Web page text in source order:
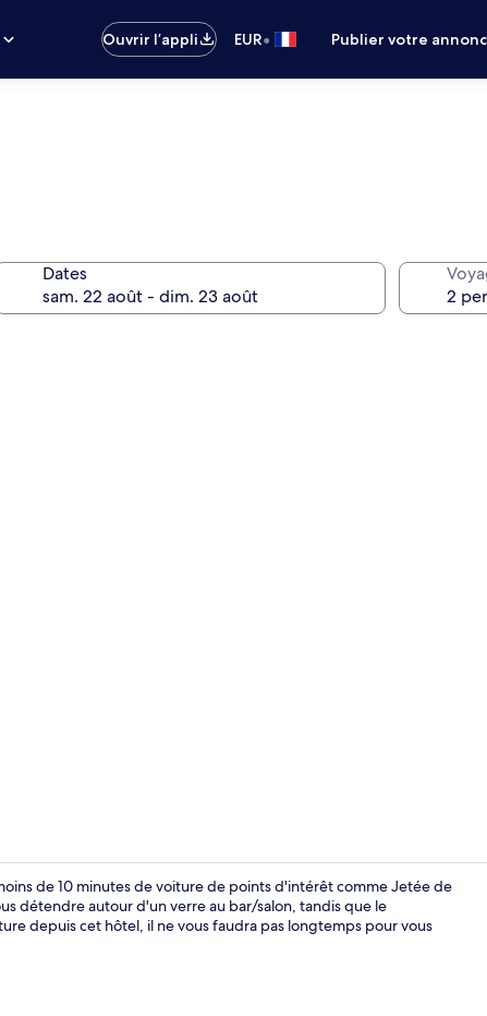
Ouvrir l’appli EUR• Publier votre
Dates
de 10 minutes de voiture de points d'intérêt comme Jetée de
détendre autour d'un verre au bar/salon, tandis que le
depuis cet hôtel, il ne vous faudra pas longtemps pour vous